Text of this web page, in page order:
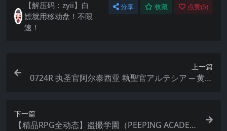
【解压码：zyii】白
嫖就用移动盘！不限
速！
分享 收藏 点赞(5)
上一篇
0724R 执圣官阿尔泰西亚 執聖官アルテシア ─ 黄金
下一篇
【精品RPG全动态】盗撮学園（PEEPING ACADEM